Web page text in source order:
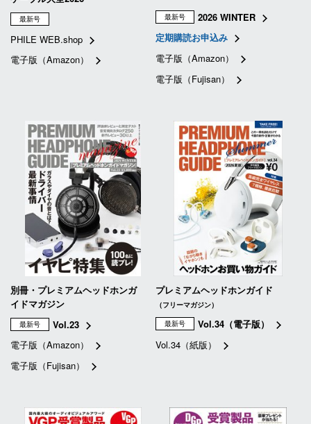
最新号
PHILE WEB.shop
電子版（Amazon）
最新号
2026 WINTER
定期購読お申込み
電子版（Amazon）
電子版（Fujisan）
別冊・プレミアムヘッドホンガ
イドマガジン
最新号
Vol.23
電子版（Amazon）
電子版（Fujisan）
プレミアムヘッドホンガイド
（フリーマガジン）
最新号
Vol.34（電子版）
Vol.34（紙版）